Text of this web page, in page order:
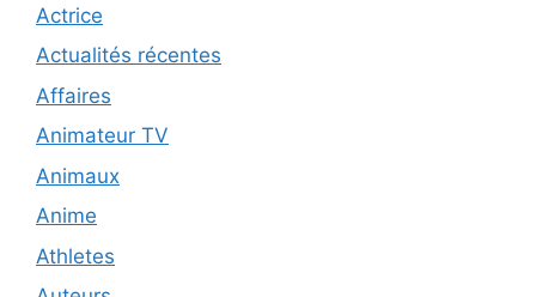
Actrice
Actualités récentes
Affaires
Animateur TV
Animaux
Anime
Athletes